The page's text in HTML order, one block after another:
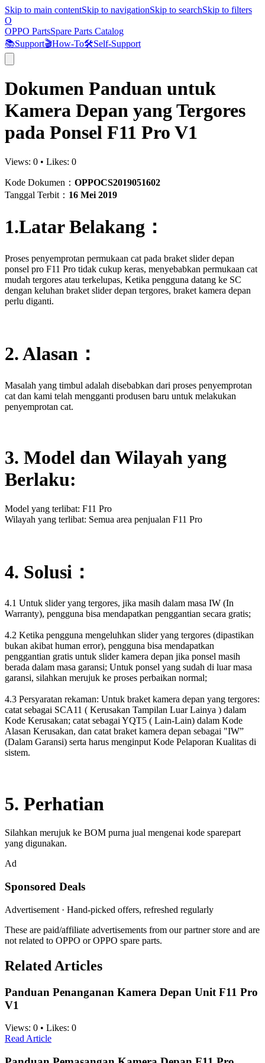
Skip to main contentSkip to navigationSkip to searchSkip to filters
O
OPPO PartsSpare Parts Catalog
📚Support🎬How-To🛠️Self-Support
Dokumen Panduan untuk
Kamera Depan yang Tergores
pada Ponsel F11 Pro V1
Views: 0 • Likes: 0
Kode Dokumen： OPPOCS2019051602
Tanggal Terbit： 16 Mei 2019
1.Latar Belakang：
Proses penyemprotan permukaan cat pada braket slider depan
ponsel pro F11 Pro tidak cukup keras, menyebabkan permukaan cat
mudah tergores atau terkelupas, Ketika pengguna datang ke SC
dengan keluhan braket slider depan tergores, braket kamera depan
perlu diganti.
2. Alasan ：
Masalah yang timbul adalah disebabkan dari proses penyemprotan
cat dan kami telah mengganti produsen baru untuk melakukan
penyemprotan cat.
3. Model dan Wilayah yang
Berlaku:
Model yang terlibat: F11 Pro
Wilayah yang terlibat: Semua area penjualan F11 Pro
4. Solusi：
4.1 Untuk slider yang tergores, jika masih dalam masa IW (In
Warranty), pengguna bisa mendapatkan penggantian secara gratis;
4.2 Ketika pengguna mengeluhkan slider yang tergores (dipastikan
bukan akibat human error), pengguna bisa mendapatkan
penggantian gratis untuk slider kamera depan jika ponsel masih
berada dalam masa garansi; Untuk ponsel yang sudah di luar masa
garansi, silahkan merujuk ke proses perbaikan normal;
4.3 Persyaratan rekaman: Untuk braket kamera depan yang tergores:
catat sebagai SCA11 ( Kerusakan Tampilan Luar Lainya ) dalam
Kode Kerusakan; catat sebagai YQT5 ( Lain-Lain) dalam Kode
Alasan Kerusakan, dan catat braket kamera depan sebagai "IW”
(Dalam Garansi) serta harus menginput Kode Pelaporan Kualitas di
sistem.
5. Perhatian
Silahkan merujuk ke BOM purna jual mengenai kode sparepart
yang digunakan.
Ad
Sponsored Deals
Advertisement · Hand-picked offers, refreshed regularly
These are paid/affiliate advertisements from our partner store and are
not related to OPPO or OPPO spare parts.
Related Articles
Panduan Penanganan Kamera Depan Unit F11 Pro
V1
Views: 0 • Likes: 0
Read Article